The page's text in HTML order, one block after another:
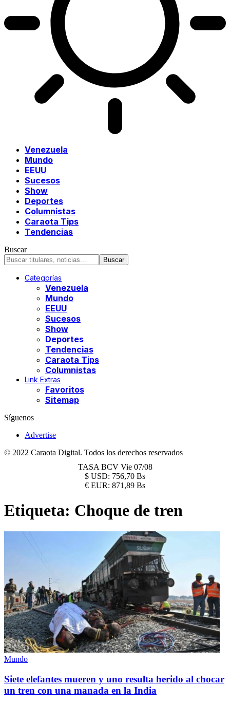
Venezuela
Mundo
EEUU
Sucesos
Show
Deportes
Columnistas
Caraota Tips
Tendencias
Buscar
Categorías
Venezuela
Mundo
EEUU
Sucesos
Show
Deportes
Tendencias
Caraota Tips
Columnistas
Link Extras
Favoritos
Sitemap
Síguenos
Advertise
© 2022 Caraota Digital. Todos los derechos reservados
TASA BCV Vie 07/08
$ USD: 756,70 Bs
€ EUR: 871,89 Bs
Etiqueta: Choque de tren
Mundo
Siete elefantes mueren y uno resulta herido al chocar
un tren con una manada en la India